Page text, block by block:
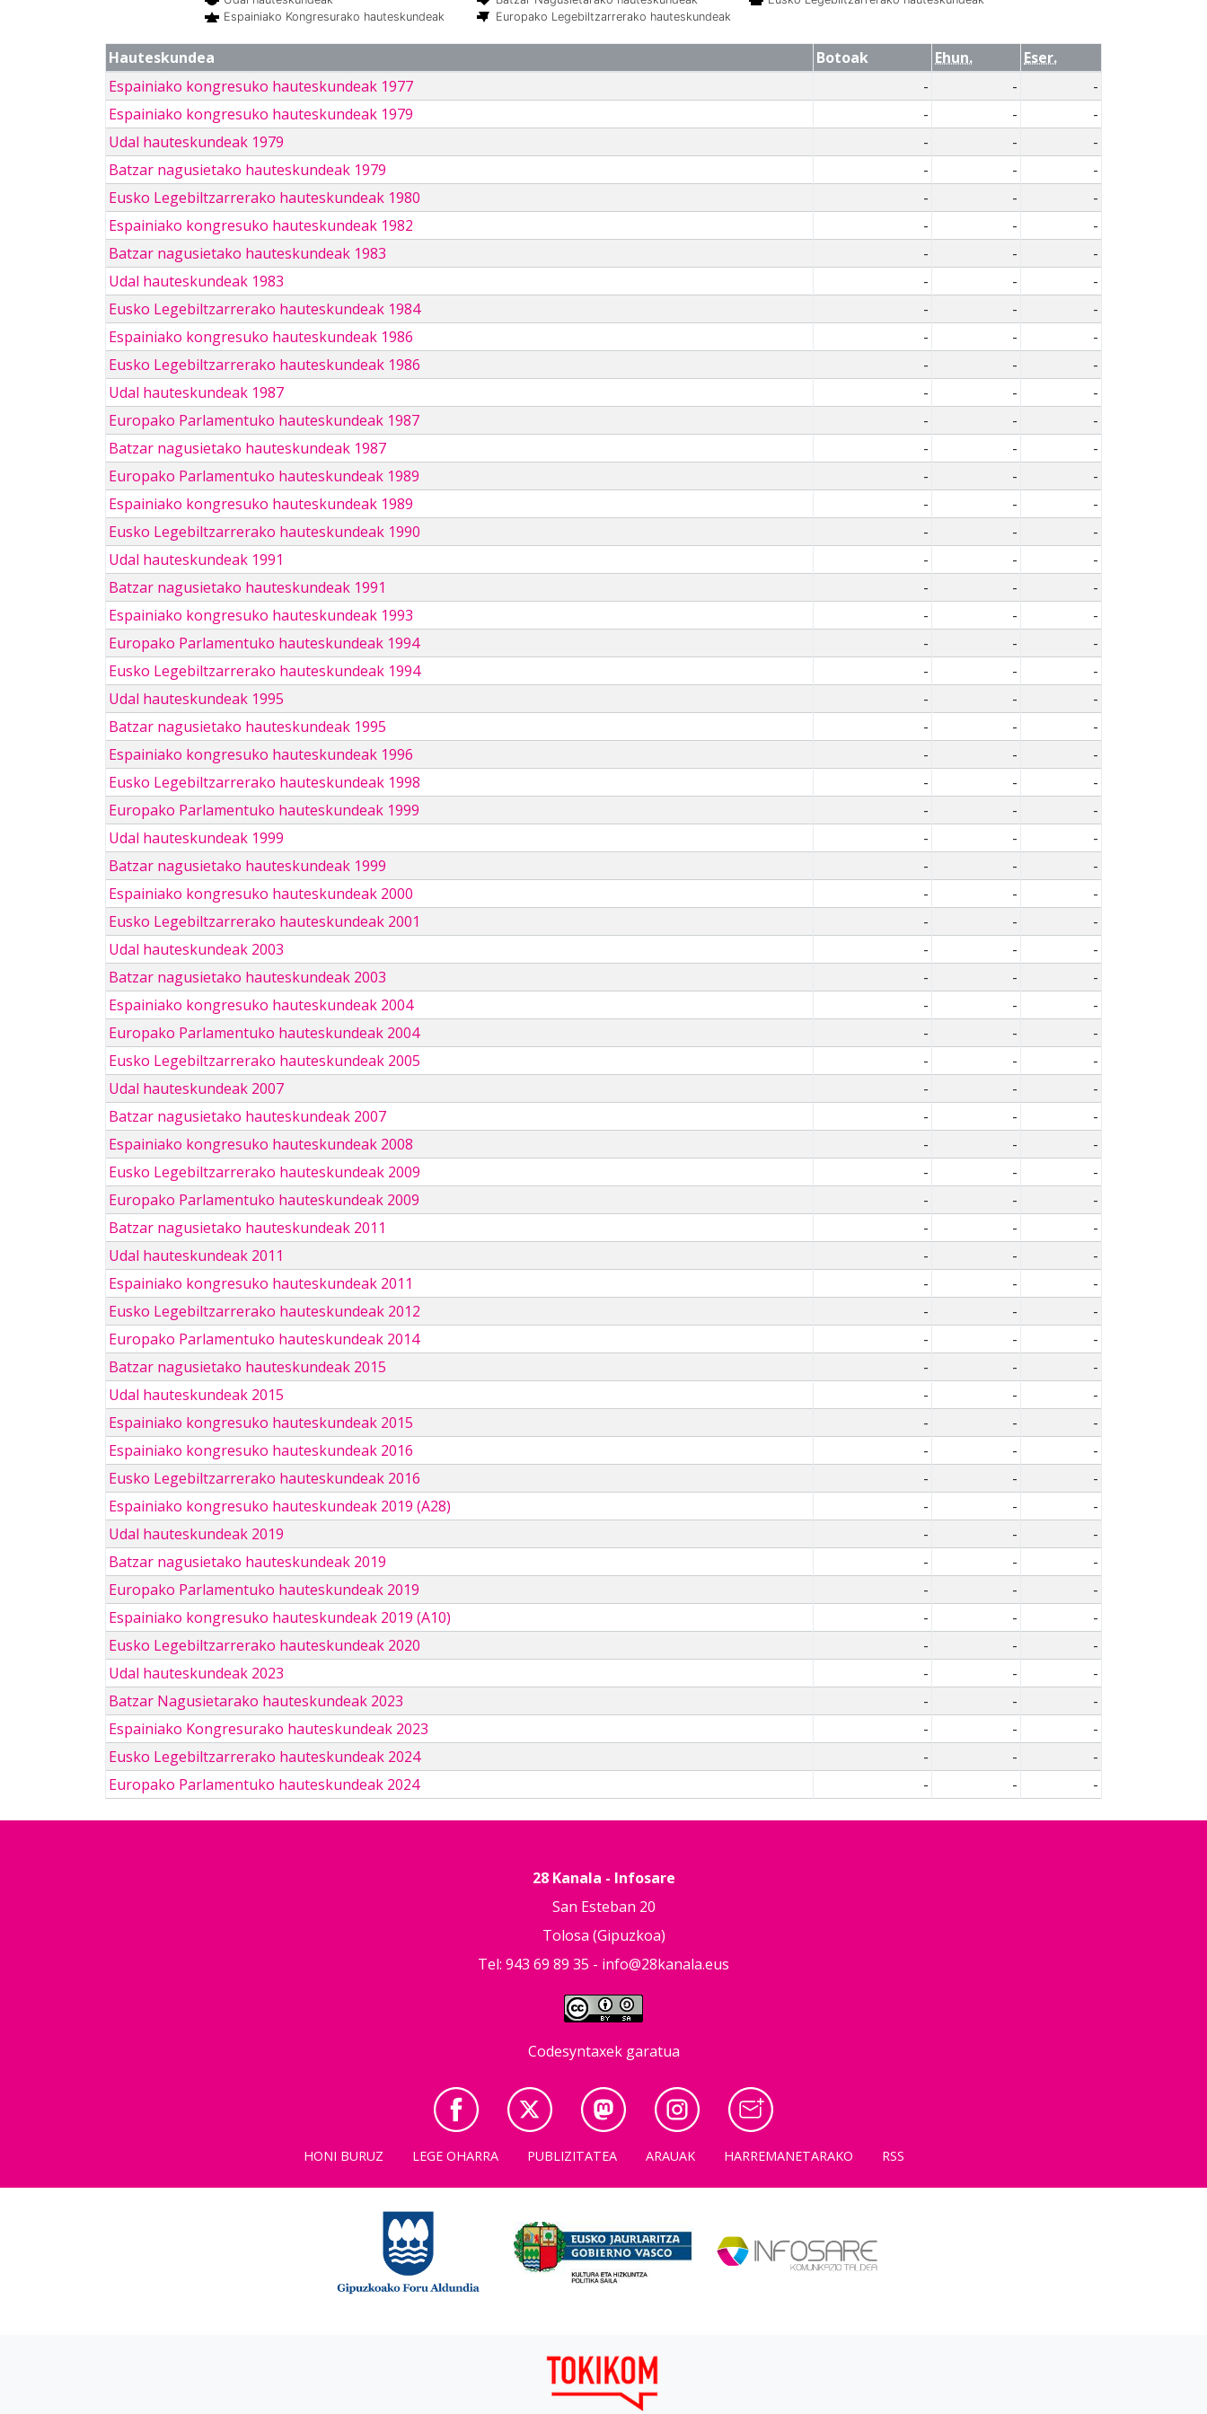
Espainiako Kongresurako hauteskundeak
Europako Legebiltzarrerako hauteskundeak
Hauteskundea Botoak Ehun.
Eser.
Espainiako kongresuko hauteskundeak 1977
- -
-
Espainiako kongresuko hauteskundeak 1979
- -
-
Udal hauteskundeak 1979
- -
-
Batzar nagusietako hauteskundeak 1979
- -
-
Eusko Legebiltzarrerako hauteskundeak 1980
- -
-
Espainiako kongresuko hauteskundeak 1982
- -
-
Batzar nagusietako hauteskundeak 1983
- -
-
Udal hauteskundeak 1983
- -
-
Eusko Legebiltzarrerako hauteskundeak 1984
- -
-
Espainiako kongresuko hauteskundeak 1986
- -
-
Eusko Legebiltzarrerako hauteskundeak 1986
- -
-
Udal hauteskundeak 1987
- -
-
Europako Parlamentuko hauteskundeak 1987
- -
-
Batzar nagusietako hauteskundeak 1987
- -
-
Europako Parlamentuko hauteskundeak 1989
- -
-
Espainiako kongresuko hauteskundeak 1989
- -
-
Eusko Legebiltzarrerako hauteskundeak 1990
- -
-
Udal hauteskundeak 1991
- -
-
Batzar nagusietako hauteskundeak 1991
- -
-
Espainiako kongresuko hauteskundeak 1993
- -
-
Europako Parlamentuko hauteskundeak 1994
- -
-
Eusko Legebiltzarrerako hauteskundeak 1994
- -
-
Udal hauteskundeak 1995
- -
-
Batzar nagusietako hauteskundeak 1995
- -
-
Espainiako kongresuko hauteskundeak 1996
- -
-
Eusko Legebiltzarrerako hauteskundeak 1998
- -
-
Europako Parlamentuko hauteskundeak 1999
- -
-
Udal hauteskundeak 1999
- -
-
Batzar nagusietako hauteskundeak 1999
- -
-
Espainiako kongresuko hauteskundeak 2000
- -
-
Eusko Legebiltzarrerako hauteskundeak 2001
- -
-
Udal hauteskundeak 2003
- -
-
Batzar nagusietako hauteskundeak 2003
- -
-
Espainiako kongresuko hauteskundeak 2004
- -
-
Europako Parlamentuko hauteskundeak 2004
- -
-
Eusko Legebiltzarrerako hauteskundeak 2005
- -
-
Udal hauteskundeak 2007
- -
-
Batzar nagusietako hauteskundeak 2007
- -
-
Espainiako kongresuko hauteskundeak 2008
- -
-
Eusko Legebiltzarrerako hauteskundeak 2009
- -
-
Europako Parlamentuko hauteskundeak 2009
- -
-
Batzar nagusietako hauteskundeak 2011
- -
-
Udal hauteskundeak 2011
- -
-
Espainiako kongresuko hauteskundeak 2011
- -
-
Eusko Legebiltzarrerako hauteskundeak 2012
- -
-
Europako Parlamentuko hauteskundeak 2014
- -
-
Batzar nagusietako hauteskundeak 2015
- -
-
Udal hauteskundeak 2015
- -
-
Espainiako kongresuko hauteskundeak 2015
- -
-
Espainiako kongresuko hauteskundeak 2016
- -
-
Eusko Legebiltzarrerako hauteskundeak 2016
- -
-
Espainiako kongresuko hauteskundeak 2019 (A28)
- -
-
Udal hauteskundeak 2019
- -
-
Batzar nagusietako hauteskundeak 2019
- -
-
Europako Parlamentuko hauteskundeak 2019
- -
-
Espainiako kongresuko hauteskundeak 2019 (A10)
- -
-
Eusko Legebiltzarrerako hauteskundeak 2020
- -
-
Udal hauteskundeak 2023
- -
-
Batzar Nagusietarako hauteskundeak 2023
- -
-
Espainiako Kongresurako hauteskundeak 2023
- -
-
Eusko Legebiltzarrerako hauteskundeak 2024
- -
-
Europako Parlamentuko hauteskundeak 2024
- - -
28 Kanala - Infosare
San Esteban 20
Tolosa (Gipuzkoa)
Tel: 943 69 89 35 - info@28kanala.eus
Codesyntaxek garatua
HONI BURUZ LEGE OHARRA PUBLIZITATEA ARAUAK HARREMANETARAKO RSS